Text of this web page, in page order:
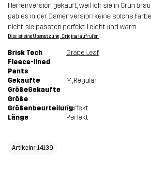
Herrenversion gekauft, weil ich sie in Grün
gab es in der Damenversion keine solche
nicht, sie passten perfekt. Leicht und warm.
Dies ist eine Übersetzung. Original aufrufen
Brisk Tech
Fleece-lined
Pants
Grape Leaf
Gekaufte
GrößeGekaufte
Größe
M, Regular
GrößenbeurteilungPerfekt
Länge
Perfekt
Artikelnr 14139